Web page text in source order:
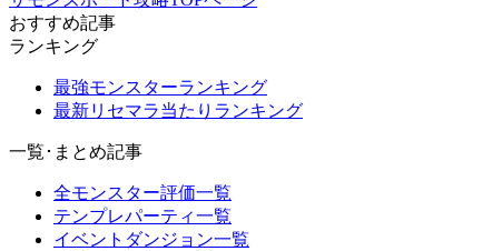
おすすめ記事
ランキング
最強モンスターランキング
最新リセマラ当たりランキング
一覧･まとめ記事
全モンスター評価一覧
テンプレパーティ一覧
イベントダンジョン一覧